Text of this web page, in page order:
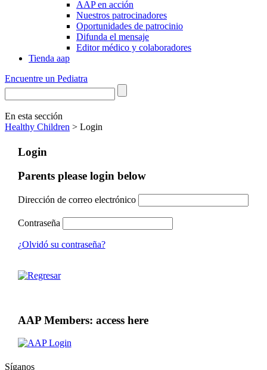
AAP en acción
Nuestros patrocinadores
Oportunidades de patrocinio
Difunda el mensaje
Editor médico y colaboradores
Tienda aap
Encuentre un Pediatra
En esta sección
Healthy Children > Login
Login
Parents please login below
Dirección de correo electrónico
Contraseña
¿Olvidó su contraseña?
AAP Members: access here
Síganos